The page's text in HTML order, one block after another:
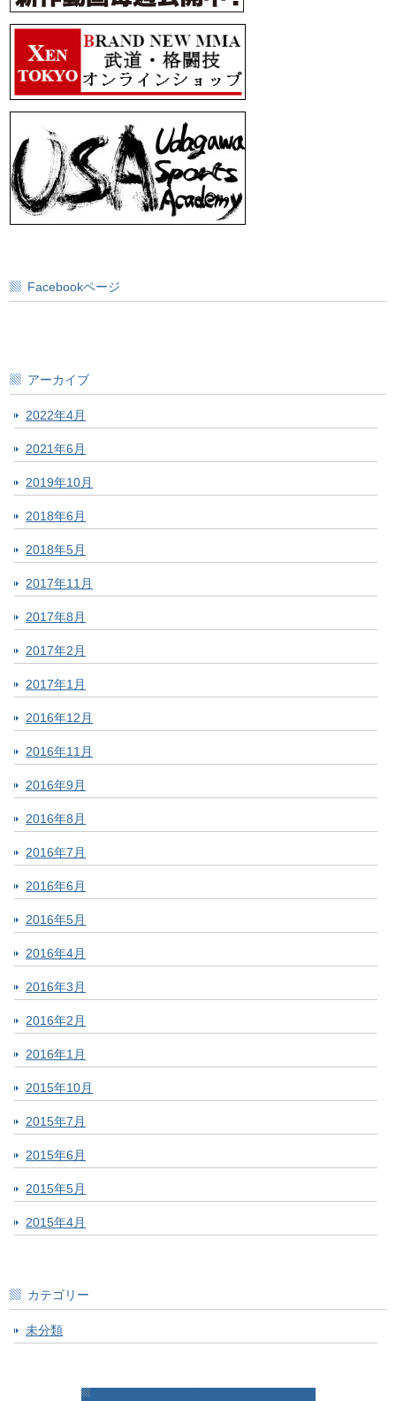
Facebookページ
アーカイブ
2022年4月
2021年6月
2019年10月
2018年6月
2018年5月
2017年11月
2017年8月
2017年2月
2017年1月
2016年12月
2016年11月
2016年9月
2016年8月
2016年7月
2016年6月
2016年5月
2016年4月
2016年3月
2016年2月
2016年1月
2015年10月
2015年7月
2015年6月
2015年5月
2015年4月
カテゴリー
未分類